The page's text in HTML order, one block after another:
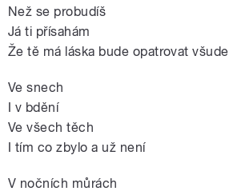
Než se probudíš
Já ti přísahám
Že tě má láska bude opatrovat všude
Ve snech
I v bdění
Ve všech těch
I tím co zbylo a už není
V nočních můrách